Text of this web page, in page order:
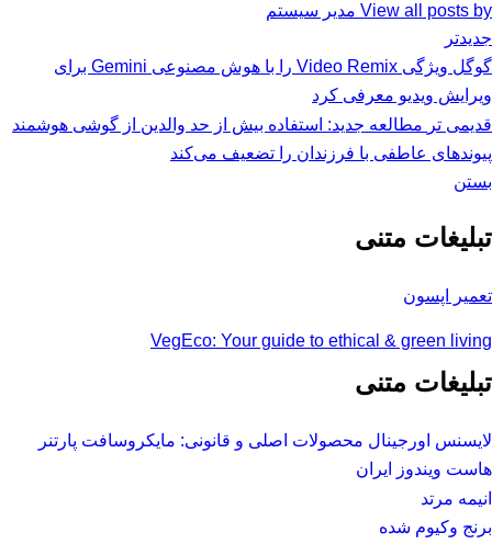
View all posts by مدیر سیستم
جدیدتر
گوگل ویژگی Video Remix را با هوش مصنوعی Gemini برای
ویرایش ویدیو معرفی کرد
قدیمی تر مطالعه جدید: استفاده بیش از حد والدین از گوشی هوشمند
پیوندهای عاطفی با فرزندان را تضعیف می‌کند
بستن
تبلیغات متنی
تعمیر اپسون
VegEco: Your guide to ethical & green living
تبلیغات متنی
لایسنس اورجینال محصولات اصلی و قانونی: مایکروسافت پارتنر
هاست ویندوز ایران
انیمه مرتد
برنج وکیوم شده